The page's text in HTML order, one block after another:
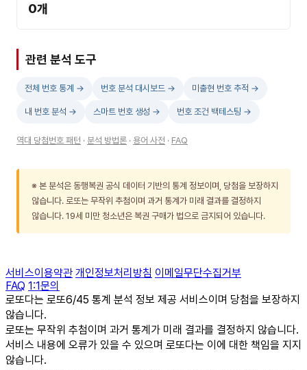
0개
관련 분석 도구
전체 번호 통계 → 번호 분석 대시보드 → 미출현 번호 추적 →
내 번호 분석 → 스마트 번호 생성 → 번호 조건 백테스팅 →
역대 당첨번호 패턴 · 분석 방법론 · 용어 사전 · FAQ
※ 본 분석은 동행복권 공식 데이터 기반의 통계 정보이며, 당첨을 보장하지
않습니다. 로또는 무작위 추첨이며 과거 통계가 미래 결과를 결정하지
않습니다. 19세 미만 청소년은 복권 구매가 법으로 금지되어 있습니다.
서비스이용약관 개인정보처리방침 이메일무단수집거부
FAQ 1:1문의
로또다는 로또6/45 통계 분석 정보 제공 서비스이며 당첨을 보장하지
않습니다.
로또는 무작위 추첨이며 과거 통계가 미래 결과를 결정하지 않습니다.
서비스 내용에 오류가 있을 수 있으며 로또다는 이에 대한 책임을 지지
않습니다.